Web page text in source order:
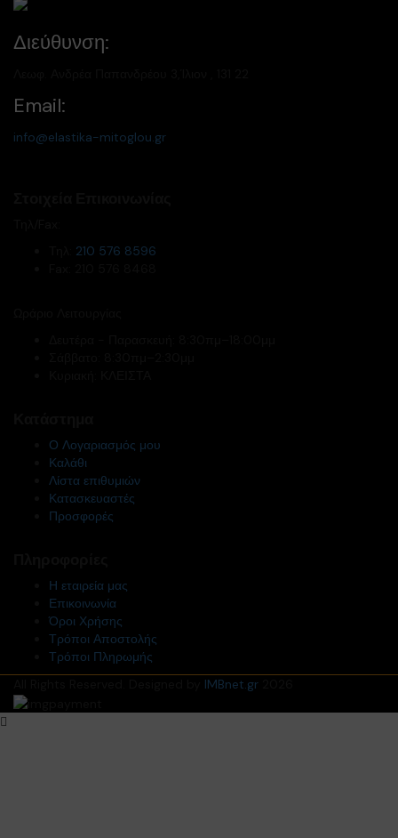
Διεύθυνση:
Email:
info@elastika-mitoglou.gr
210 576 8596
Ο Λογαριασμός μου
Καλάθι
Λίστα επιθυμιών
Κατασκευαστές
Προσφορές
Η εταιρεία μας
Επικοινωνία
Όροι Χρήσης
Τρόποι Αποστολής
Τρόποι Πληρωμής
IMBnet.gr